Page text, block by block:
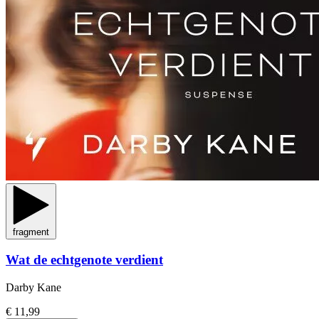
fragment
Wat de echtgenote verdient
Darby Kane
€ 11,99